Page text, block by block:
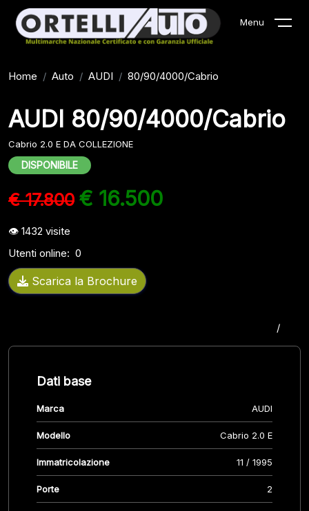
Menu
Home Auto AUDI 80/90/4000/Cabrio
AUDI 80/90/4000/Cabrio
Cabrio 2.0 E DA COLLEZIONE
DISPONIBILE
€ 17.800 € 16.500
1432 visite
Utenti online: 0
Scarica la Brochure
/
Dati base
Marca AUDI
Modello Cabrio 2.0 E
Immatricolazione 11 / 1995
Porte 2